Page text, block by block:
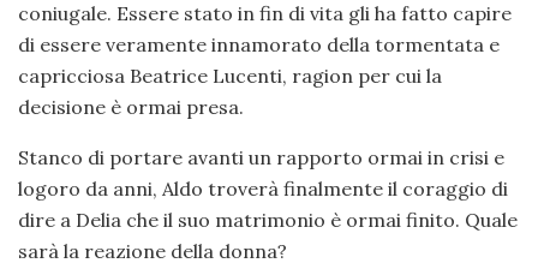
coniugale. Essere stato in fin di vita gli ha fatto capire
di essere veramente innamorato della tormentata e
capricciosa Beatrice Lucenti, ragion per cui la
decisione è ormai presa.
Stanco di portare avanti un rapporto ormai in crisi e
logoro da anni, Aldo troverà finalmente il coraggio di
dire a Delia che il suo matrimonio è ormai finito. Quale
sarà la reazione della donna?